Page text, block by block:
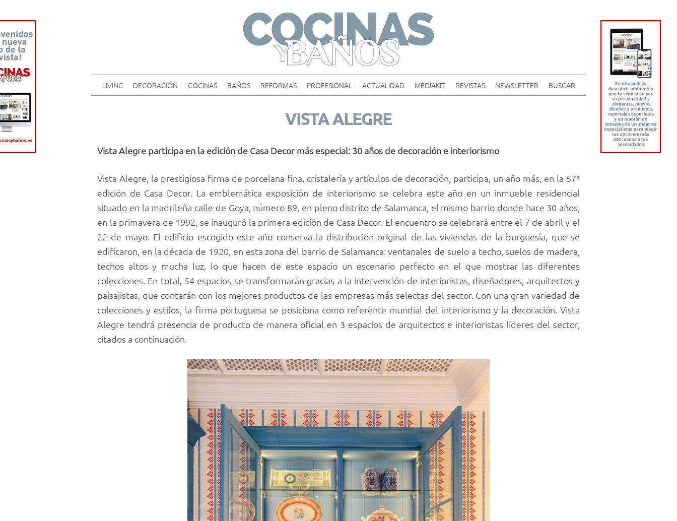
content
LIVING DECORACIÓN COCINAS BAÑOS REFORMAS PROFESIONAL ACTUALIDAD MEDIAKIT REVISTAS NEWSLETTER BUSCAR
VISTA ALEGRE
Vista Alegre participa en la edición de Casa Decor más especial: 30 años de decoración e interiorismo
Vista Alegre, la prestigiosa firma de porcelana fina, cristalería y artículos de decoración, participa, un año más, en la 57ª
edición de Casa Decor. La emblemática exposición de interiorismo se celebra este año en un inmueble residencial
situado en la madrileña calle de Goya, número 89, en pleno distrito de Salamanca, el mismo barrio donde hace 30 años,
en la primavera de 1992, se inauguró la primera edición de Casa Decor. El encuentro se celebrará entre el 7 de abril y el
22 de mayo. El edificio escogido este año conserva la distribución original de las viviendas de la burguesía, que se
edificaron, en la década de 1920, en esta zona del barrio de Salamanca: ventanales de suelo a techo, suelos de madera,
techos altos y mucha luz, lo que hacen de este espacio un escenario perfecto en el que mostrar las diferentes
colecciones. En total, 54 espacios se transformarán gracias a la intervención de interioristas, diseñadores, arquitectos y
paisajistas, que contarán con los mejores productos de las empresas más selectas del sector. Con una gran variedad de
colecciones y estilos, la firma portuguesa se posiciona como referente mundial del interiorismo y la decoración. Vista
Alegre tendrá presencia de producto de manera oficial en 3 espacios de arquitectos e interioristas líderes del sector,
citados a continuación.